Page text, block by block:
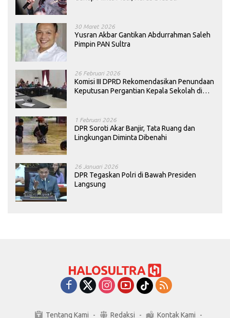
30 Maret 2026
Yusran Akbar Gantikan Abdurrahman Saleh
Pimpin PAN Sultra
26 Februari 2026
Komisi III DPRD Rekomendasikan Penundaan
Keputusan Pergantian Kepala Sekolah di
1 Februari 2026
DPR Soroti Akar Banjir, Tata Ruang dan
Lingkungan Diminta Dibenahi
26 Januari 2026
DPR Tegaskan Polri di Bawah Presiden
Langsung
Tentang Kami Redaksi Kontak Kami